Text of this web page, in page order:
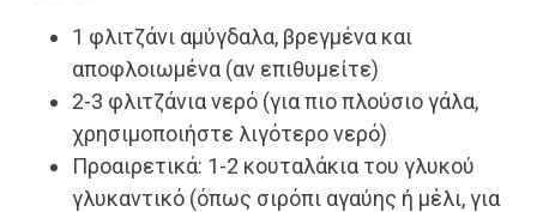
1 φλιτζάνι αμύγδαλα, βρεγμένα και
αποφλοιωμένα (αν επιθυμείτε)
2-3 φλιτζάνια νερό (για πιο πλούσιο γάλα,
χρησιμοποιήστε λιγότερο νερό)
Προαιρετικά: 1-2 κουταλάκια του γλυκού
γλυκαντικό (όπως σιρόπι αγαύης ή μέλι, για